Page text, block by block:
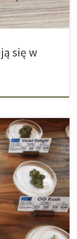
się w
cannabisu jest
konsumpcja z
opracowała cały
marihuanę mogą
konsumpcji
ani